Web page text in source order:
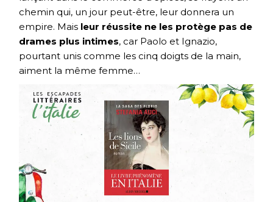
chemin qui, un jour peut-être, leur donnera un
empire. Mais leur réussite ne les protège pas de
drames plus intimes, car Paolo et Ignazio,
pourtant unis comme les cinq doigts de la main,
aiment la même femme…